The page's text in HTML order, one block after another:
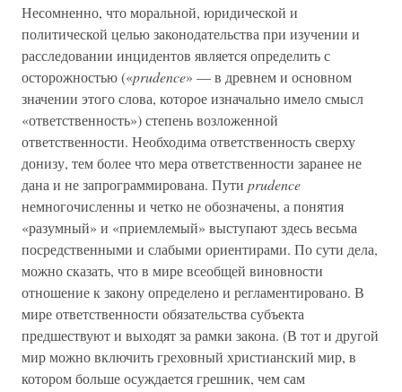
Несомненно, что моральной, юридической и
политической целью законодательства при изучении и
расследовании инцидентов является определить с
осторожностью («prudence» — в древнем и основном
значении этого слова, которое изначально имело смысл
«ответственность») степень возложенной
ответственности. Необходима ответственность сверху
донизу, тем более что мера ответственности заранее не
дана и не запрограммирована. Пути prudence
немногочисленны и четко не обозначены, а понятия
«разумный» и «приемлемый» выступают здесь весьма
посредственными и слабыми ориентирами. По сути дела,
можно сказать, что в мире всеобщей виновности
отношение к закону определено и регламентировано. В
мире ответственности обязательства субъекта
предшествуют и выходят за рамки закона. (В тот и другой
мир можно включить греховный христианский мир, в
котором больше осуждается грешник, чем сам